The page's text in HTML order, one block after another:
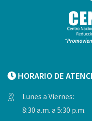
HORARIO DE
Lunes a Viernes:
8:30 a.m. a 5:30 p.m.